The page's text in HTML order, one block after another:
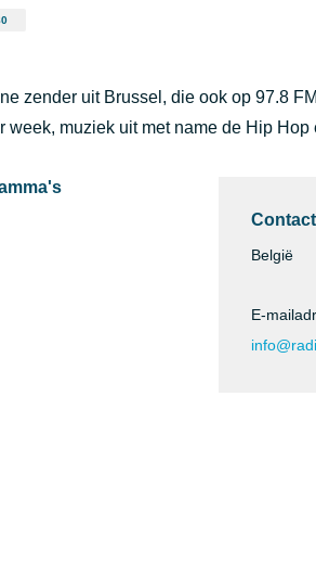
zender uit Brussel, die ook op 97.8
week, muziek uit met name de Hip Hop
Contact
België
E-